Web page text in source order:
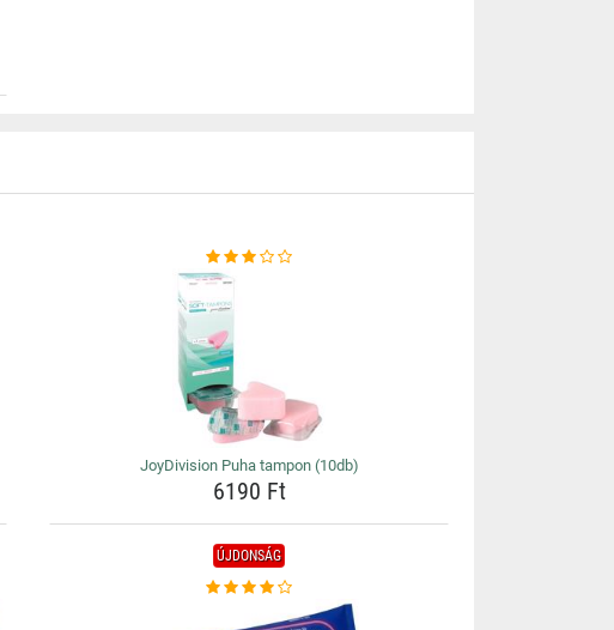
JoyDivision Puha tampon (10db)
6190 Ft
ÚJDONSÁG